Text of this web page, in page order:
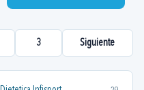
3 Siguiente